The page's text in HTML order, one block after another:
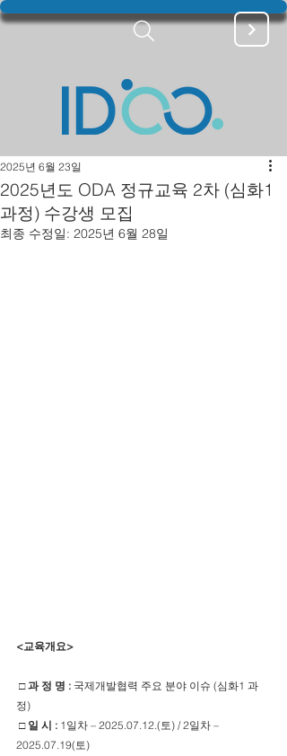
2025년도 ODA 정규교육 2차 (심화1
과정) 수강생 모집
2025년 6월 23일
최종 수정일: 2025년 6월 28일
<교육개요>
□ 과 정 명 : 국제개발협력 주요 분야 이슈 (심화1 과
정)
□ 일 시 : 1일차 – 2025.07.12.(토) / 2일차 –
2025.07.19(토)